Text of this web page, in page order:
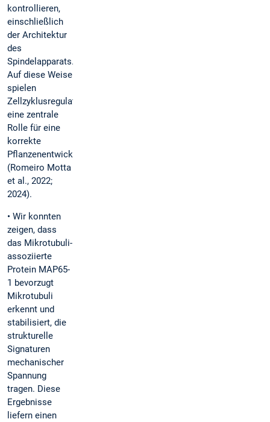
kontrollieren,
einschließlich
der Architektur
des
Spindelapparats.
Auf diese Weise
spielen
Zellzyklusregulatoren
eine zentrale
Rolle für eine
korrekte
Pflanzenentwicklung
(Romeiro Motta
et al., 2022;
2024).
• Wir konnten
zeigen, dass
das Mikrotubuli-
assoziierte
Protein MAP65-
1 bevorzugt
Mikrotubuli
erkennt und
stabilisiert, die
strukturelle
Signaturen
mechanischer
Spannung
tragen. Diese
Ergebnisse
liefern einen